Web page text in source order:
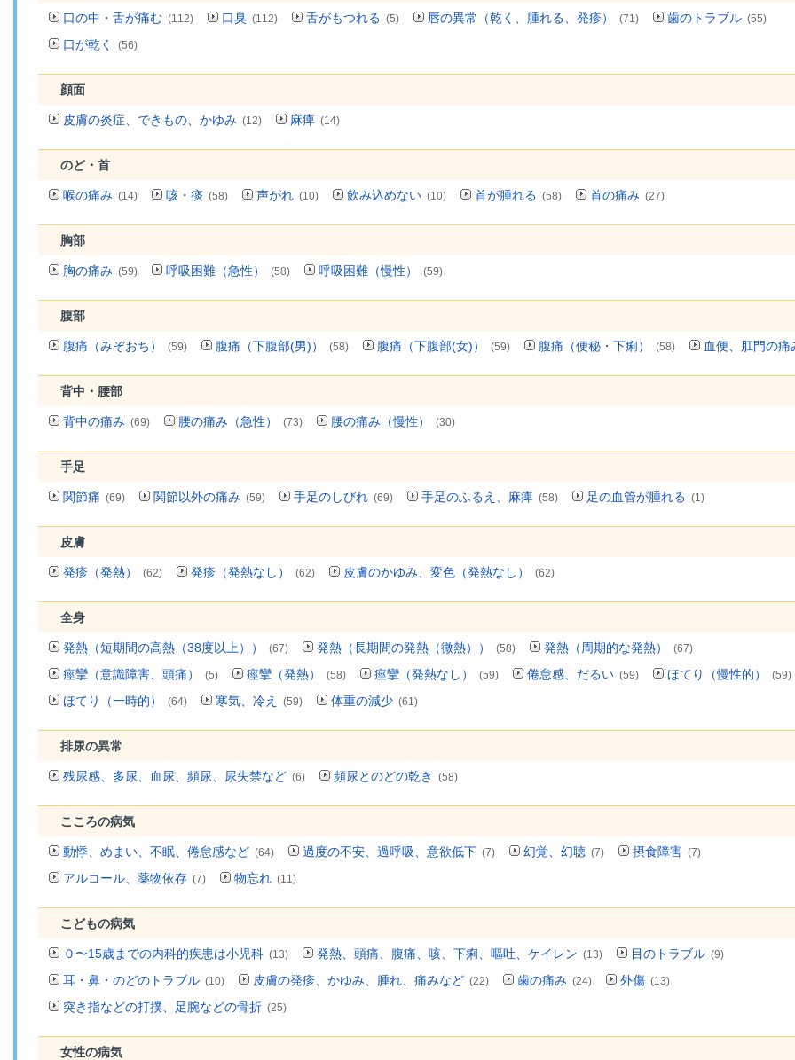
口の中・舌が痛む (112) 口臭 (112) 舌がもつれる (5) 唇の異常（乾く、腫れる、発疹） (71) 歯のトラブル (55)
口が乾く (56)
顔面
皮膚の炎症、できもの、かゆみ (12) 麻痺 (14)
のど・首
喉の痛み (14) 咳・痰 (58) 声がれ (10) 飲み込めない (10) 首が腫れる (58) 首の痛み (27)
胸部
胸の痛み (59) 呼吸困難（急性） (58) 呼吸困難（慢性） (59)
腹部
腹痛（みぞおち） (59) 腹痛（下腹部(男)） (58) 腹痛（下腹部(女)） (59) 腹痛（便秘・下痢） (58) 血便、肛門の痛
背中・腰部
背中の痛み (69) 腰の痛み（急性） (73) 腰の痛み（慢性） (30)
手足
関節痛 (69) 関節以外の痛み (59) 手足のしびれ (69) 手足のふるえ、麻痺 (58) 足の血管が腫れる (1)
皮膚
発疹（発熱） (62) 発疹（発熱なし） (62) 皮膚のかゆみ、変色（発熱なし） (62)
全身
発熱（短期間の高熱（38度以上）） (67) 発熱（長期間の発熱（微熱）） (58) 発熱（周期的な発熱） (67)
痙攣（意識障害、頭痛） (5) 痙攣（発熱） (58) 痙攣（発熱なし） (59) 倦怠感、だるい (59) ほてり（慢性的） (59)
ほてり（一時的） (64) 寒気、冷え (59) 体重の減少 (61)
排尿の異常
残尿感、多尿、血尿、頻尿、尿失禁など (6) 頻尿とのどの乾き (58)
こころの病気
動悸、めまい、不眠、倦怠感など (64) 過度の不安、過呼吸、意欲低下 (7) 幻覚、幻聴 (7) 摂食障害 (7)
アルコール、薬物依存 (7) 物忘れ (11)
こどもの病気
０〜15歳までの内科的疾患は小児科 (13) 発熱、頭痛、腹痛、咳、下痢、嘔吐、ケイレン (13) 目のトラブル (9)
耳・鼻・のどのトラブル (10) 皮膚の発疹、かゆみ、腫れ、痛みなど (22) 歯の痛み (24) 外傷 (13)
突き指などの打撲、足腕などの骨折 (25)
女性の病気